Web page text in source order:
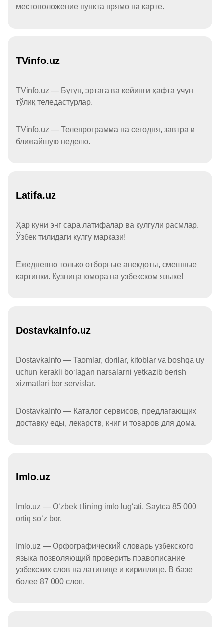
местоположение пункта прямо на карте.
TVinfo.uz
TVinfo.uz — Бугун, эртага ва кейинги ҳафта учун
тўлиқ теледастурлар.
TVinfo.uz — Телепрограмма на сегодня, завтра и
ближайшую неделю.
Latifa.uz
Ҳар куни энг сара латифалар ва кулгули расмлар.
Ўзбек тилидаги кулгу маркази!
Ежедневно только отборные анекдоты, смешные
картинки. Кузница юмора на узбекском языке!
DostavkaInfo.uz
DostavkaInfo — Taomlar, dorilar, kitoblar va boshqa uy
uchun kerakli boʻlagan narsalarni yetkazib berish
xizmatlari bor servislar.
DostavkaInfo — Каталог сервисов, предлагающих
доставку еды, лекарств, книг и товаров для дома.
Imlo.uz
Imlo.uz — Oʻzbek tilining imlo lugʻati. Saytda 85 000
ortiq soʻz bor.
Imlo.uz — Орфографический словарь узбекского
языка позволяющий проверить правописание
узбекских слов на латинице и кириллице. В базе
более 87 000 слов.